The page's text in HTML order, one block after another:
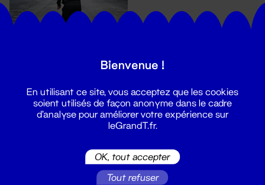
Suivez toutes les actualités du
Bienvenue !
En utilisant ce site, vous acceptez que les cookies
soient utilisés de façon anonyme dans le cadre
d'analyse pour améliorer votre expérience sur
leGrandT.fr.
OK, tout accepter
Tout refuser